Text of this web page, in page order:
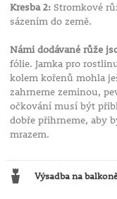
Kresba 2:Stromkové
sázením do země.
Námi dodávané růže
fólie. Jamka pro
kolem kořenů mohla
zahrneme zeminou,
očkování musí být
dobře přihrneme, aby
mrazem.
Výsadba na